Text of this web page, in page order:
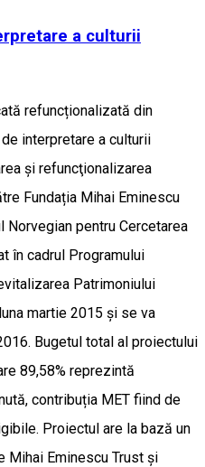
a culturii
refuncționalizată din
interpretare a culturii
și refuncţionalizarea
Fundația Mihai Eminescu
Norvegian pentru Cercetarea
în cadrul Programului
Patrimoniului
martie 2015 și se va
Bugetul total al proiectului
89,58% reprezintă
contribuția MET fiind de
Proiectul are la bază un
Mihai Eminescu Trust și